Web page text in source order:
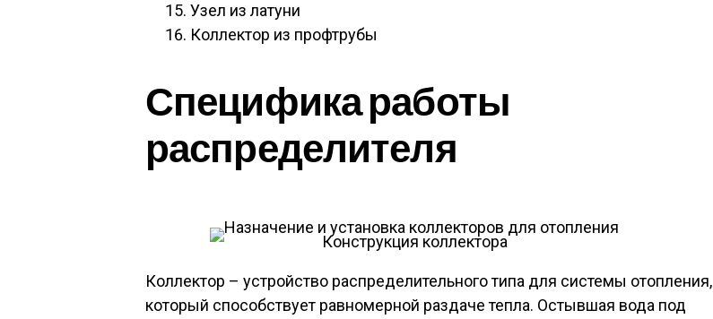
Узел из латуни
Коллектор из профтрубы
Специфика работы
распределителя
Конструкция коллектора
Коллектор – устройство распределительного типа для системы отопления,
который способствует равномерной раздаче тепла. Остывшая вода под